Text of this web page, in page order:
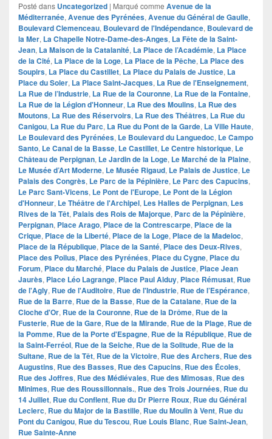
Posté dans Uncategorized | Marqué comme Avenue de la
Méditerranée, Avenue des Pyrénées, Avenue du Général de Gaulle,
Boulevard Clemenceau, Boulevard de l'Indépendance, Boulevard de
la Mer, La Chapelle Notre-Dame-des-Anges, La Fête de la Saint-
Jean, La Maison de la Catalanité, La Place de l’Académie, La Place
de la Cité, La Place de la Loge, La Place de la Pêche, La Place des
Soupirs, La Place du Castillet, La Place du Palais de Justice, La
Place du Soler, La Place Saint-Jacques, La Rue de l'Enseignement,
La Rue de l’Industrie, La Rue de la Couronne, La Rue de la Fontaine,
La Rue de la Légion d'Honneur, La Rue des Moulins, La Rue des
Moutons, La Rue des Réservoirs, La Rue des Théâtres, La Rue du
Canigou, La Rue du Parc, La Rue du Pont de la Garde, La Ville Haute,
Le Boulevard des Pyrénées, Le Boulevard du Languedoc, Le Campo
Santo, Le Canal de la Basse, Le Castillet, Le Centre historique, Le
Château de Perpignan, Le Jardin de la Loge, Le Marché de la Plaine,
Le Musée d’Art Moderne, Le Musée Rigaud, Le Palais de Justice, Le
Palais des Congrès, Le Parc de la Pépinière, Le Parc des Capucins,
Le Parc Sant-Vicens, Le Pont de l'Europe, Le Pont de la Légion
d'Honneur, Le Théâtre de l'Archipel, Les Halles de Perpignan, Les
Rives de la Têt, Palais des Rois de Majorque, Parc de la Pépinière,
Perpignan, Place Arago, Place de la Contrescarpe, Place de la
Crique, Place de la Liberté, Place de la Loge, Place de la Madeloc,
Place de la République, Place de la Santé, Place des Deux-Rives,
Place des Poilus, Place des Pyrénées, Place du Cygne, Place du
Forum, Place du Marché, Place du Palais de Justice, Place Jean
Jaurès, Place Léo Lagrange, Place Paul Alduy, Place Rémusat, Rue
de l'Agly, Rue de l'Auditoire, Rue de l'Industrie, Rue de l’Espérance,
Rue de la Barre, Rue de la Basse, Rue de la Catalane, Rue de la
Cloche d'Or, Rue de la Couronne, Rue de la Drôme, Rue de la
Fusterie, Rue de la Gare, Rue de la Mirande, Rue de la Plage, Rue de
la Pomme, Rue de la Porte d'Espagne, Rue de la République, Rue de
la Saint-Ferréol, Rue de la Seiche, Rue de la Solitude, Rue de la
Sultane, Rue de la Têt, Rue de la Victoire, Rue des Archers, Rue des
Augustins, Rue des Basses, Rue des Capucins, Rue des Écoles,
Rue des Joffres, Rue des Médiévales, Rue des Mimosas, Rue des
Minimes, Rue des Roussillonnais., Rue des Trois Journées, Rue du
14 Juillet, Rue du Conflent, Rue du Dr Pierre Roux, Rue du Général
Leclerc, Rue du Major de la Bastille, Rue du Moulin à Vent, Rue du
Pont du Canigou, Rue du Tescou, Rue Louis Blanc, Rue Saint-Jean,
Rue Sainte-Anne